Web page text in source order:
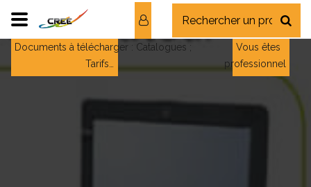
Documents à télécharger : Catalogues ;
Tarifs…
Vous êtes
professionnel